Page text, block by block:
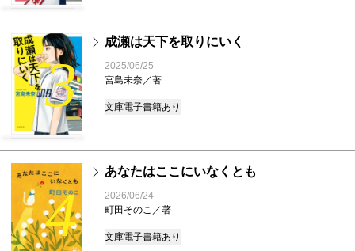
3
成瀬は天下を取りにいく
2025/06/25
宮島未奈／著
文庫電子書籍あり
4
あなたはここにいなくとも
2026/06/24
町田そのこ／著
文庫電子書籍あり